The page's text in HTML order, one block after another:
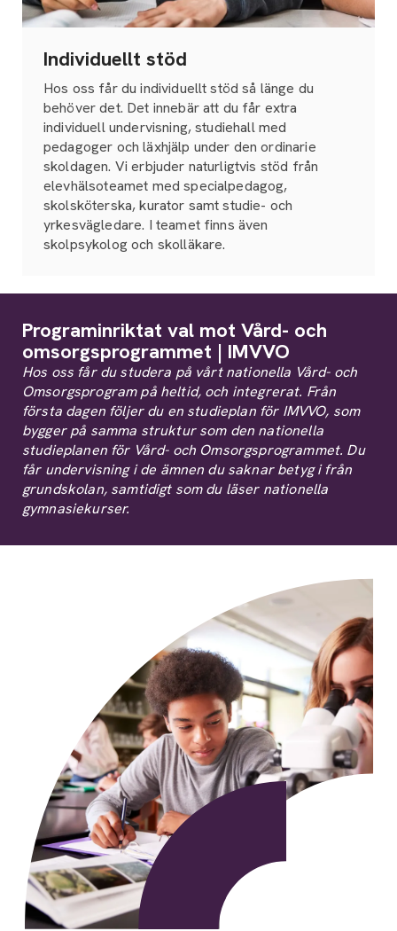
Individuellt stöd
Hos oss får du individuellt stöd så länge du
behöver det. Det innebär att du får extra
individuell undervisning, studiehall med
pedagoger och läxhjälp under den ordinarie
skoldagen. Vi erbjuder naturligtvis stöd från
elevhälsoteamet med specialpedagog,
skolsköterska, kurator samt studie- och
yrkesvägledare. I teamet finns även
skolpsykolog och skolläkare.
Programinriktat val mot Vård- och
omsorgsprogrammet | IMVVO
Hos oss får du studera på vårt nationella Vård- och
Omsorgsprogram på heltid, och integrerat. Från
första dagen följer du en studieplan för IMVVO, som
bygger på samma struktur som den nationella
studieplanen för Vård- och Omsorgsprogrammet. Du
får undervisning i de ämnen du saknar betyg i från
grundskolan, samtidigt som du läser nationella
gymnasiekurser.